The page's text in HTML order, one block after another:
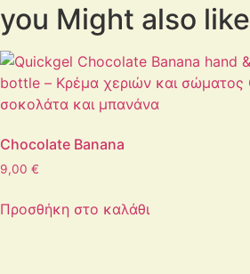
you Might also like
Chocolate Banana
9,00 €
Προσθήκη στο καλάθι